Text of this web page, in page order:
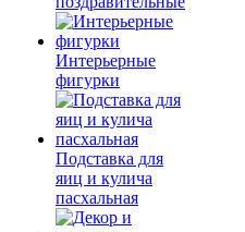
Интерьерные
фигурки
Подставка для
яиц и кулича
пасхальная